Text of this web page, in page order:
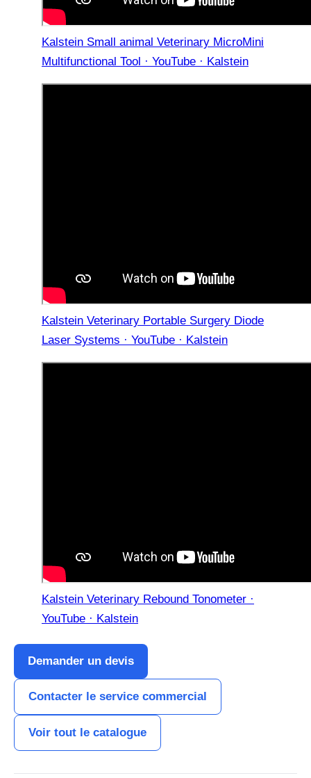
Kalstein Small animal Veterinary MicroMini
Multifunctional Tool · YouTube · Kalstein
Kalstein Veterinary Portable Surgery Diode
Laser Systems · YouTube · Kalstein
Kalstein Veterinary Rebound Tonometer ·
YouTube · Kalstein
Demander un devis
Contacter le service commercial
Voir tout le catalogue